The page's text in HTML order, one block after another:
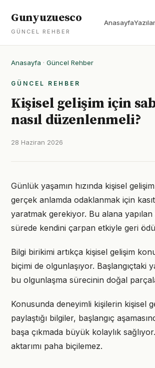
Gunyuzuesco
GÜNCEL REHBER
AnasayfaYazılar
Anasayfa · Güncel Rehber
GÜNCEL REHBER
Kişisel gelişim için
nasıl düzenlenmeli?
28 Haziran 2026
Günlük yaşamın hızında kişisel
gerçek anlamda odaklanmak için
yaratmak gerekiyor. Bu alana yapılan
sürede kendini çarpan etkiyle geri
Bilgi birikimi artıkça kişisel gelişim
biçimi de olgunlaşıyor. Başlangıçtaki
bu olgunlaşma sürecinin doğal
Konusunda deneyimli kişilerin kişisel
paylaştığı bilgiler, başlangıç
başa çıkmada büyük kolaylık
aktarımı paha biçilemez.